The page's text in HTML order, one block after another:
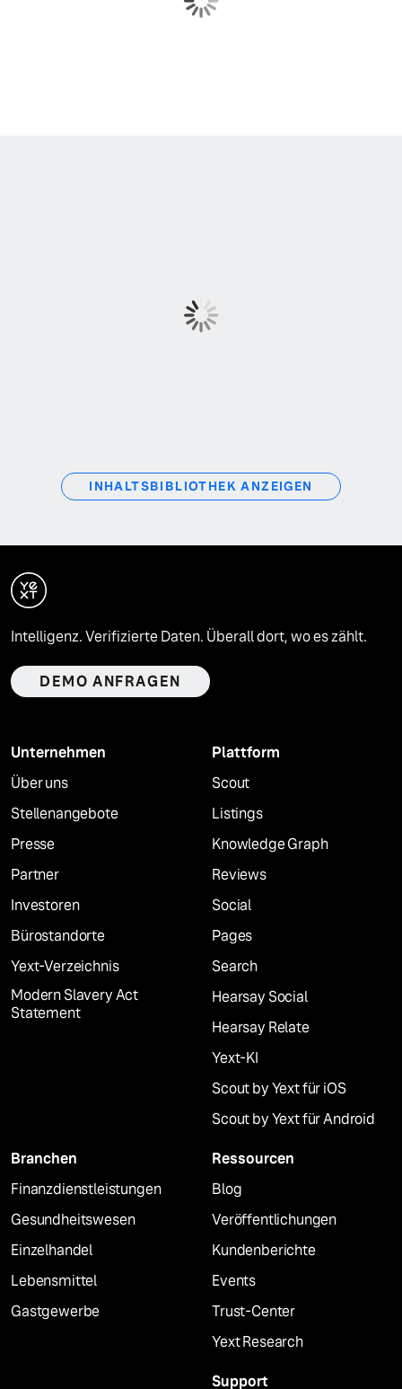
INHALTSBIBLIOTHEK ANZEIGEN
Intelligenz. Verifizierte Daten. Überall dort, wo es zählt.
DEMO ANFRAGEN
Unternehmen
Über uns
Stellenangebote
Presse
Partner
Investoren
Bürostandorte
Yext-Verzeichnis
Modern Slavery Act
Statement
Plattform
Scout
Listings
Knowledge Graph
Reviews
Social
Pages
Search
Hearsay Social
Hearsay Relate
Yext-KI
Scout by Yext für iOS
Scout by Yext für Android
Branchen
Finanzdienstleistungen
Gesundheitswesen
Einzelhandel
Lebensmittel
Gastgewerbe
Ressourcen
Blog
Veröffentlichungen
Kundenberichte
Events
Trust-Center
Yext Research
Support